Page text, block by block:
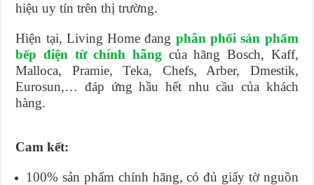
hiệu uy tín trên thị trường.
Hiện tại, Living Home đang phân phối sản phẩm
bếp điện từ chính hãng của hãng Bosch, Kaff,
Malloca, Pramie, Teka, Chefs, Arber, Dmestik,
Eurosun,… đáp ứng hầu hết nhu cầu của khách
hàng.
Cam kết:
100% sản phẩm chính hãng, có đủ giấy tờ nguồn